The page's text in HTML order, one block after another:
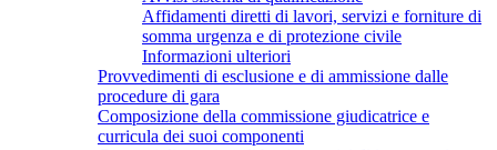
Affidamenti diretti di lavori, servizi e forniture di
somma urgenza e di protezione civile
Informazioni ulteriori
Provvedimenti di esclusione e di ammissione dalle
procedure di gara
Composizione della commissione giudicatrice e
curricula dei suoi componenti